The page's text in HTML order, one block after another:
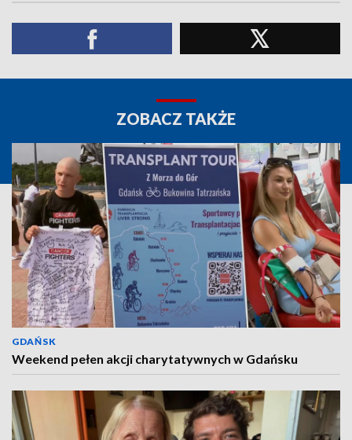
ZOBACZ TAKŻE
GDAŃSK
Weekend pełen akcji charytatywnych w Gdańsku